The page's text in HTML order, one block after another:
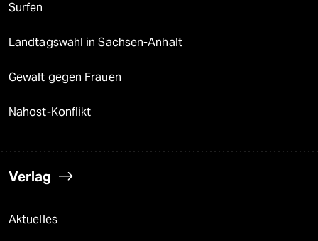
Surfen
Landtagswahl in Sachsen-Anhalt
Gewalt gegen Frauen
Nahost-Konflikt
Verlag
Aktuelles